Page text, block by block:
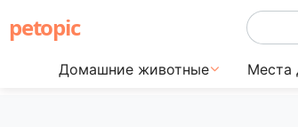
petopic
Домашние животные Места